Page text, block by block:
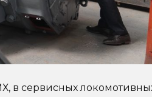
в сервисных